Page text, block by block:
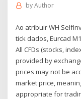
byAuthor
Ao atribuir WH
tick dados, Eurcad
All CFDs (stocks,
provided by
prices may not be
market price,
appropriate for